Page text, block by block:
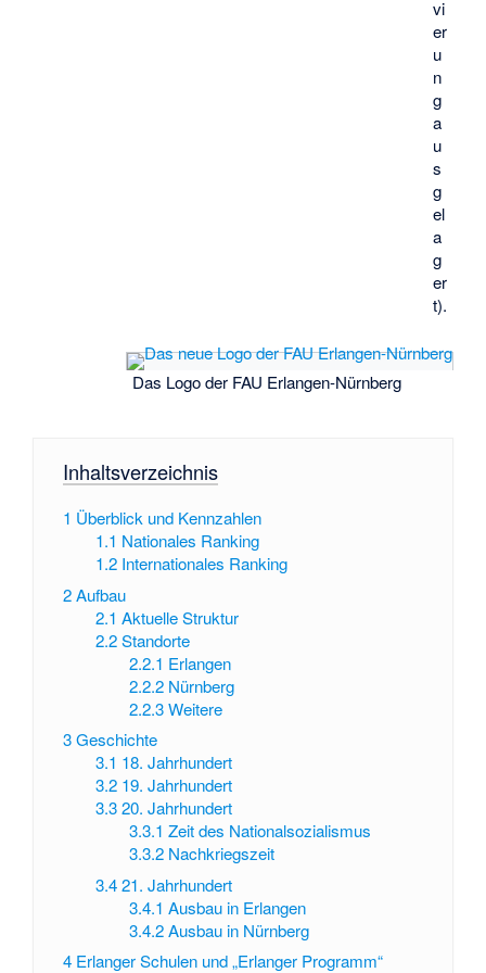
vi
er
u
n
g
a
u
s
g
el
a
g
er
t).
Das Logo der FAU Erlangen-Nürnberg
Inhaltsverzeichnis
1 Überblick und Kennzahlen
1.1 Nationales Ranking
1.2 Internationales Ranking
2Aufbau
2.1 Aktuelle Struktur
2.2 Standorte
2.2.1 Erlangen
2.2.2 Nürnberg
2.2.3 Weitere
3Geschichte
3.1 18. Jahrhundert
3.2 19. Jahrhundert
3.3 20. Jahrhundert
3.3.1 Zeit des Nationalsozialismus
3.3.2 Nachkriegszeit
3.4 21. Jahrhundert
3.4.1 Ausbau in Erlangen
3.4.2 Ausbau in Nürnberg
4 Erlanger Schulen und „Erlanger Programm“